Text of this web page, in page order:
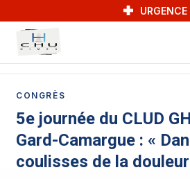
URGENCE
CONGRÈS
5e journée du CLUD
Gard-Camargue : «
coulisses de la